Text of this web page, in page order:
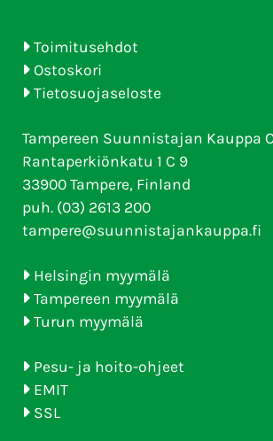
Toimitusehdot
Ostoskori
Tietosuojaseloste
Tampereen Suunnistajan Kauppa
Rantaperkiönkatu 1 C 9
33900 Tampere, Finland
puh. (03) 2613 200
tampere@suunnistajankauppa.fi
Helsingin myymälä
Tampereen myymälä
Turun myymälä
Pesu- ja hoito-ohjeet
EMIT
SSL